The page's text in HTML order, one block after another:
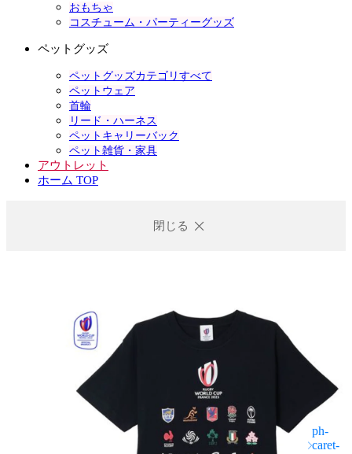
おもちゃ
コスチューム・パーティーグッズ
ペットグッズ
ペットグッズカテゴリすべて
ペットウェア
首輪
リード・ハーネス
ペットキャリーバック
ペット雑貨・家具
アウトレット
ホーム TOP
閉じる